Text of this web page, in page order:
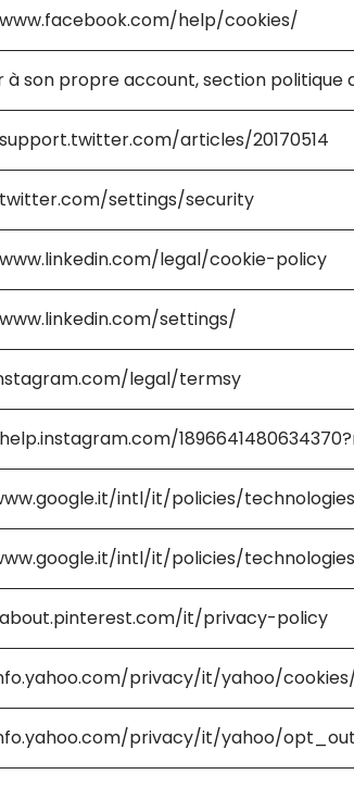
help/cookies/
à son propre account, section politique
articles/20170514
settings/security
legal/cookie-policy
settings/
legal/termsy
intl/it/policies/
intl/it/policies/
it/privacy-policy
privacy/it/yahoo/
privacy/it/yahoo/